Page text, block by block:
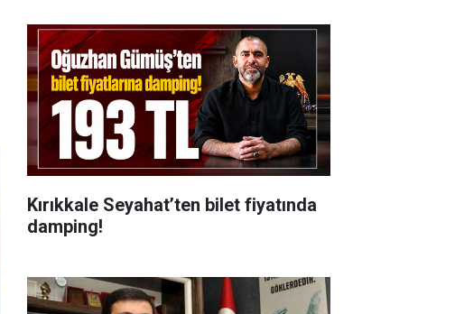
Kırıkkale Seyahat’ten bilet fiyatında
damping!